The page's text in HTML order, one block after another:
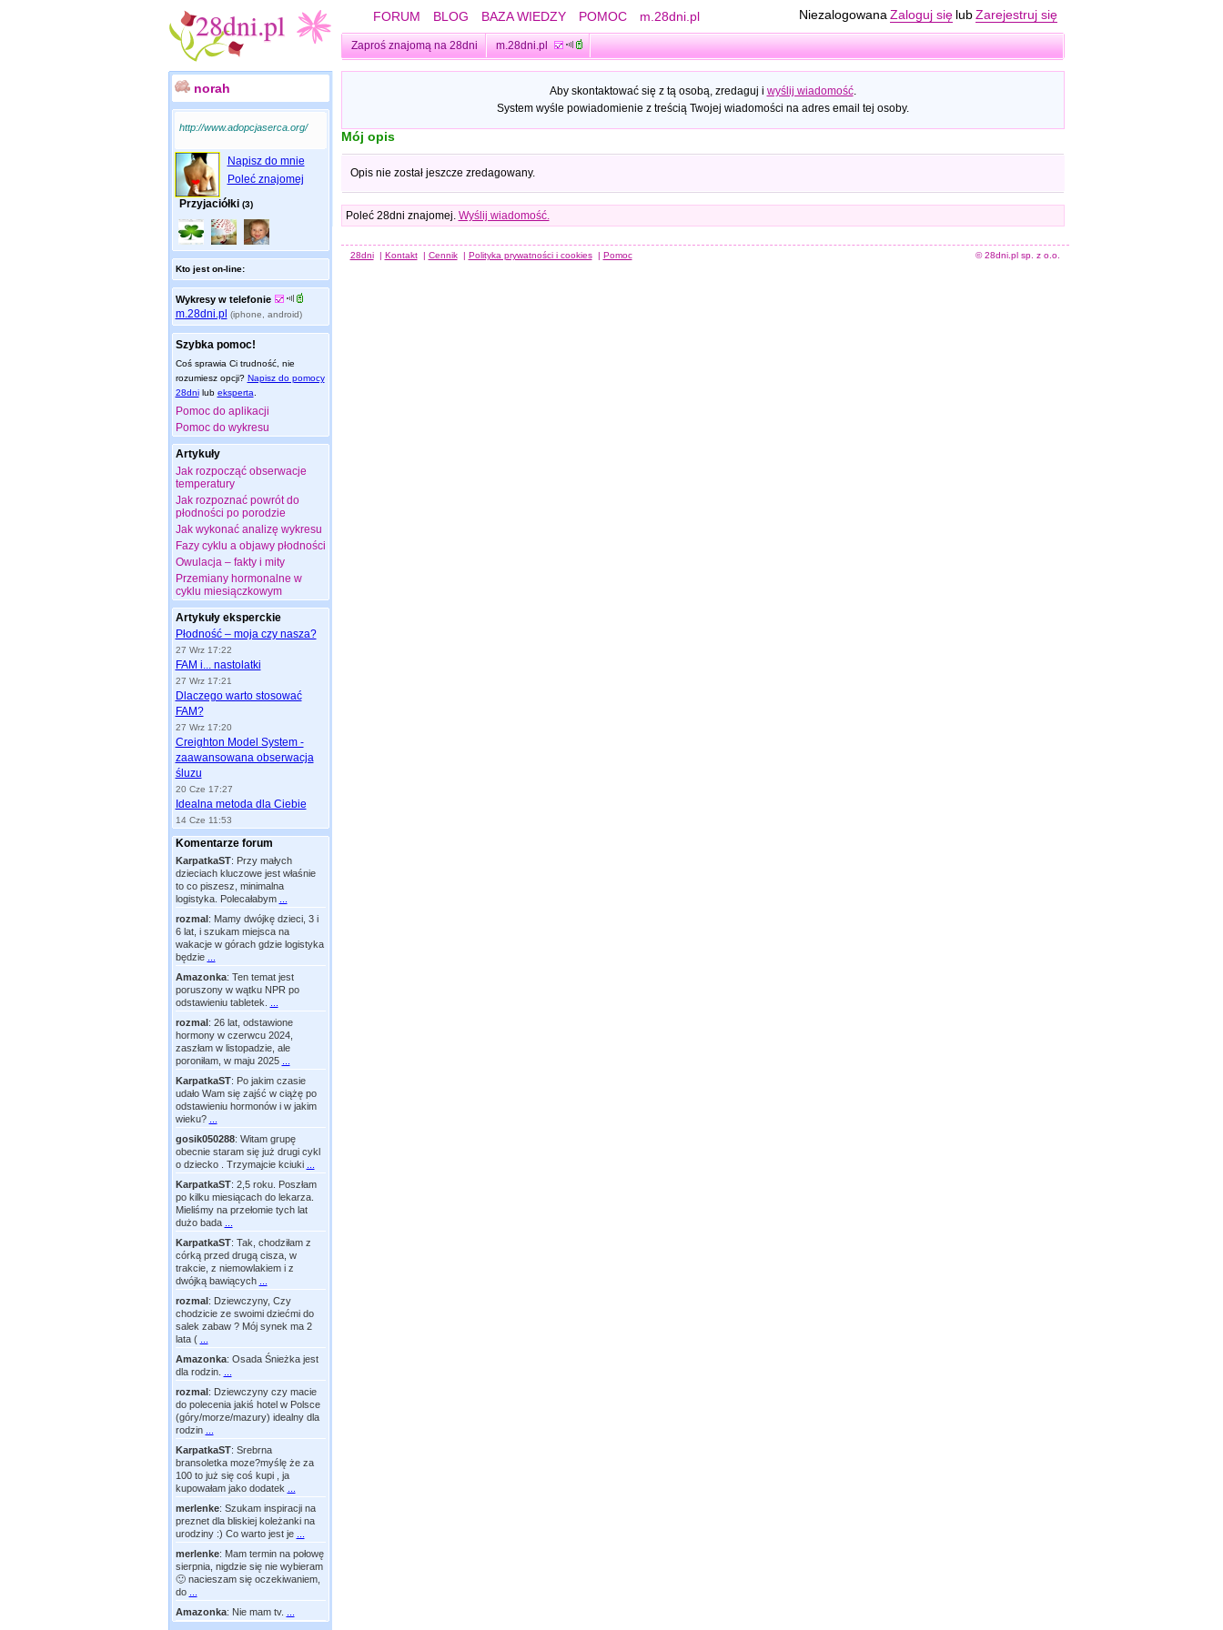
FORUM BLOG BAZA WIEDZY POMOC m.28dni.pl Niezalogowana Zaloguj się lub Zarejestruj się
Zaproś znajomą na 28dni m.28dni.pl
norah
http://www.adopcjaserca.org/
Napisz do mnie
Poleć znajomej
Przyjaciółki (3)
Kto jest on-line:
Wykresy w telefonie
m.28dni.pl (iphone, android)
Szybka pomoc!
Coś sprawia Ci trudność, nie
rozumiesz opcji? Napisz do pomocy
28dnilub eksperta
Pomoc do aplikacji
Pomoc do wykresu
Artykuły
Jak rozpocząć obserwacje
temperatury
Jak rozpoznać powrót do
płodności po porodzie
Jak wykonać analizę wykresu
Fazy cyklu a objawy płodności
Owulacja – fakty i mity
Przemiany hormonalne w
cyklu miesiączkowym
Artykuły eksperckie
Płodność – moja czy nasza?
27 Wrz 17:22
FAM i... nastolatki
27 Wrz 17:21
Dlaczego warto stosować
FAM?
27 Wrz 17:20
Creighton Model System -
zaawansowana obserwacja
śluzu
20 Cze 17:27
Idealna metoda dla Ciebie
14 Cze 11:53
Komentarze forum
KarpatkaST: Przy małych
dzieciach kluczowe jest właśnie
to co piszesz, minimalna
logistyka. Polecałabym
rozmal: Mamy dwójkę dzieci, 3 i
6 lat, i szukam miejsca na
wakacje w górach gdzie logistyka
będzie
Amazonka: Ten temat jest
poruszony w wątku NPR po
odstawieniu tabletek.
rozmal: 26 lat, odstawione
hormony w czerwcu 2024,
zaszłam w listopadzie, ale
poroniłam, w maju 2025
KarpatkaST: Po jakim czasie
udało Wam się zajść w ciążę po
odstawieniu hormonów i w jakim
wieku?
gosik050288: Witam grupę
obecnie staram się już drugi cykl
o dziecko . Trzymajcie kciuki
KarpatkaST: 2,5 roku. Poszłam
po kilku miesiącach do lekarza.
Mieliśmy na przełomie tych lat
dużo bada
KarpatkaST: Tak, chodziłam z
córką przed drugą cisza, w
trakcie, z niemowlakiem i z
dwójką bawiących
rozmal: Dziewczyny, Czy
chodzicie ze swoimi dziećmi do
salek zabaw ? Mój synek ma 2
lata (
Amazonka: Osada Śnieżka jest
dla rodzin.
rozmal: Dziewczyny czy macie
do polecenia jakiś hotel w Polsce
(góry/morze/mazury) idealny dla
rodzin
KarpatkaST: Srebrna
bransoletka moze?myślę że za
100 to już się coś kupi , ja
kupowałam jako dodatek
merlenke: Szukam inspiracji na
preznet dla bliskiej koleżanki na
urodziny :) Co warto jest je
merlenke: Mam termin na połowę
sierpnia, nigdzie się nie wybieram
🙂 nacieszam się oczekiwaniem,
do
Amazonka: Nie mam tv.
Aby skontaktować się z tą osobą, zredaguj i wyślij wiadomość.
System wyśle powiadomienie z treścią Twojej wiadomości na adres email tej osoby.
Mój opis
Opis nie został jeszcze zredagowany.
Poleć 28dni znajomej. Wyślij wiadomość.
28dni | Kontakt | Cennik | Polityka prywatności i cookies | Pomoc © 28dni.pl sp. z o.o.